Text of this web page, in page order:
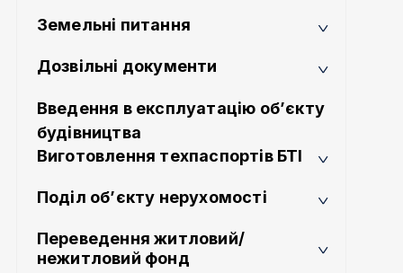
Земельні питання
Дозвільні документи
Введення в експлуатацію об’єкту
будівництва
Виготовлення техпаспортів БТІ
Поділ об’єкту нерухомості
Переведення житловий/
нежитловий фонд